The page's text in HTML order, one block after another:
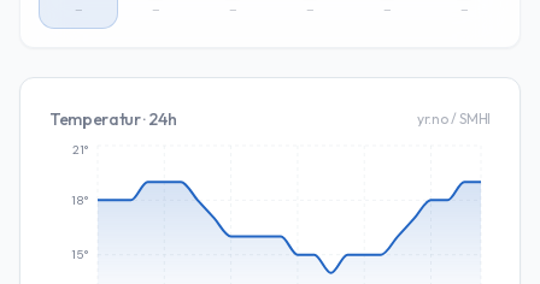
– – – – – –
Temperatur · 24h yr.no / SMHI
15°
18°
21°